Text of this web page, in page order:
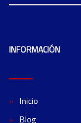
INFORMACIÓN
Inicio
Blog